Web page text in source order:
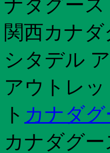
ナダグー
関西カナ
シタデル
アウトレ
ト カナダ
カナダグ